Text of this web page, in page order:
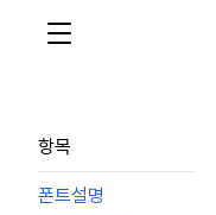
항목
폰트설명